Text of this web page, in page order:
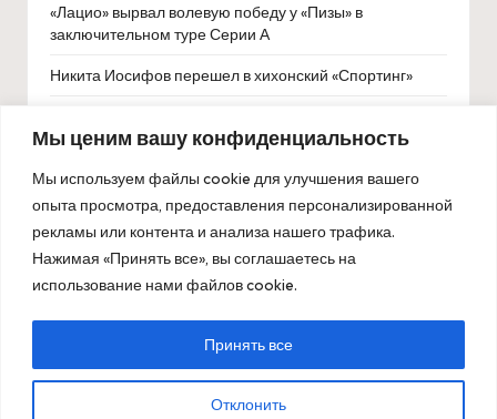
Мы ценим вашу конфиденциальность
Мы используем файлы cookie для улучшения вашего
опыта просмотра, предоставления персонализированной
рекламы или контента и анализа нашего трафика.
Нажимая «Принять все», вы соглашаетесь на
использование нами файлов cookie.
Отклонить
Принять все
«Лацио» вырвал волевую победу у «Пизы» в
заключительном туре Серии А
Никита Иосифов перешел в хихонский «Спортинг»
Францией
Copyright 2026 — ОлимпБет. All rights reserved.
Bloglo WordPress Theme